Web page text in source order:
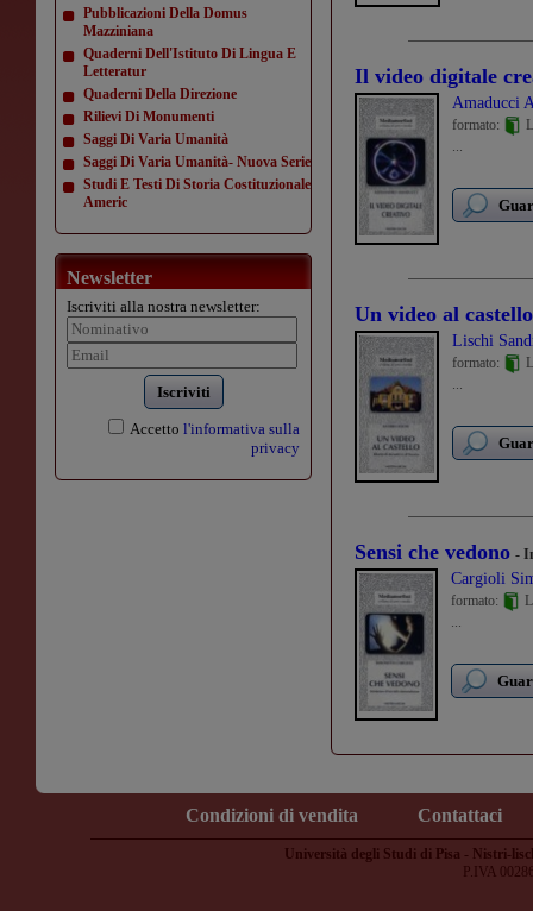
Pubblicazioni Della Domus
Mazziniana
Quaderni Dell'Istituto Di Lingua E
Letteratur
Quaderni Della Direzione
Rilievi Di Monumenti
Saggi Di Varia Umanità
Saggi Di Varia Umanità- Nuova Serie
Studi E Testi Di Storia Costituzionale
Americ
Newsletter
Iscriviti alla nostra newsletter:
Iscriviti
Accetto l'informativa sulla
privacy
Il video digitale
Amaducci
formato:
...
Un video al castello
Lischi
formato:
...
Sensi che vedono -
Cargioli
formato:
...
Condizioni di vendita Contattaci
Università degli Studi di Pisa - Nistri-
P.IVA